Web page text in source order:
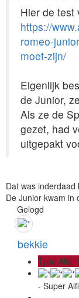
Hier de test
https://
romeo-
moet-zijn/
Eigenlijk
de Junior,
Als ze de
gezet, had
uitgepakt
Dat was
De Junior kwam in
Gelogd
bekkie
Type Alfa:
- Super